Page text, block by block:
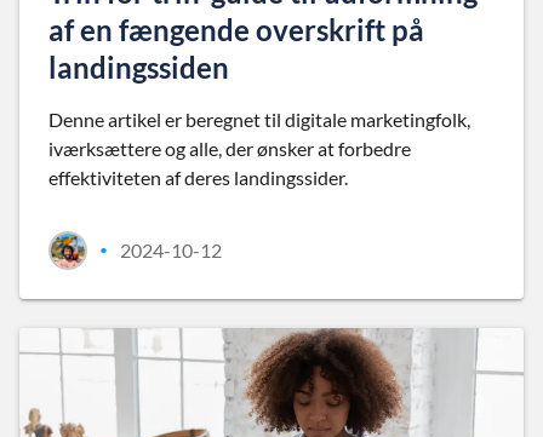
af en fængende overskrift på
landingssiden
Denne artikel er beregnet til digitale marketingfolk,
iværksættere og alle, der ønsker at forbedre
effektiviteten af deres landingssider.
• 2024-10-12